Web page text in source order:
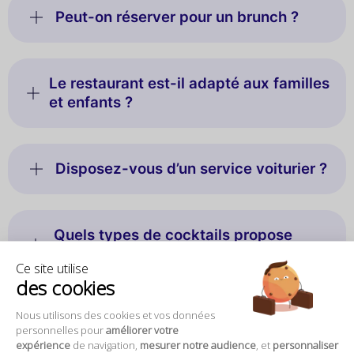
Ce site utilise
des cookies
Nous utilisons des cookies et vos données
personnelles pouraméliorer votre
expérience de navigation, mesurer notre audience , et personnaliser
Peut-on réserver pour un brunch ?
Le restaurant est-il adapté aux familles
et enfants ?
Disposez-vous d’un service voiturier ?
Quels types de cocktails propose
Est-ce que le restaurant offre une
expérience sensorielle complète ?